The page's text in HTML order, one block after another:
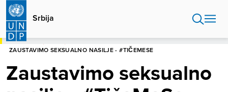
Skip
main
content
Srbija
POČETNA
ZAUSTAVIMO SEKSUALNO NASILJE - #TIČEMESE
Zaustavimo seksualno